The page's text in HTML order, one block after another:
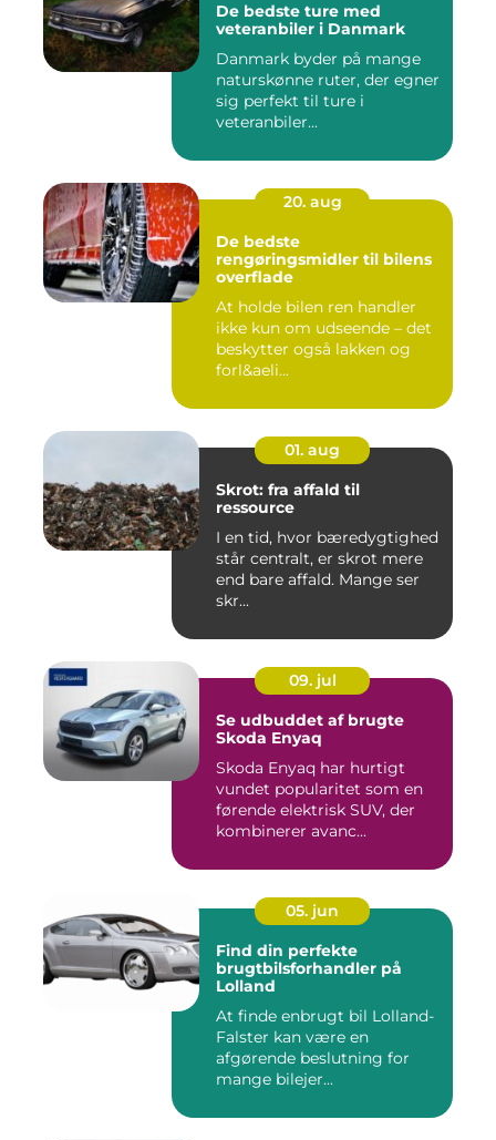
De bedste ture med
veteranbiler i Danmark
Danmark byder på mange
naturskønne ruter, der egner
sig perfekt til ture i
veteranbiler...
20. aug
De bedste
rengøringsmidler til bilens
overflade
At holde bilen ren handler
ikke kun om udseende – det
beskytter også lakken og
forl&aeli...
01. aug
Skrot: fra affald til
ressource
I en tid, hvor bæredygtighed
står centralt, er skrot mere
end bare affald. Mange ser
skr...
09. jul
Se udbuddet af brugte
Skoda Enyaq
Skoda Enyaq har hurtigt
vundet popularitet som en
førende elektrisk SUV, der
kombinerer avanc...
05. jun
Find din perfekte
brugtbilsforhandler på
Lolland
At finde enbrugt bil Lolland-
Falster kan være en
afgørende beslutning for
mange bilejer...